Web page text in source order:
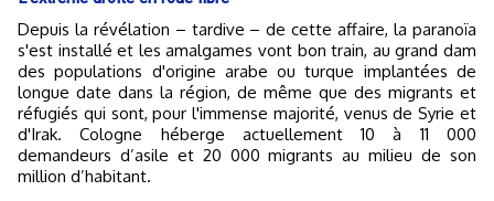
Depuis la révélation – tardive – de cette affaire, la paranoïa
s'est installé et les amalgames vont bon train, au grand dam
des populations d'origine arabe ou turque implantées de
longue date dans la région, de même que des migrants et
réfugiés qui sont, pour l'immense majorité, venus de Syrie et
d'Irak. Cologne héberge actuellement 10 à 11 000
demandeurs d’asile et 20 000 migrants au milieu de son
million d’habitant.